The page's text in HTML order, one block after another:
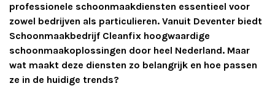
professionele schoonmaakdiensten essentieel voor
zowel bedrijven als particulieren. Vanuit Deventer biedt
Schoonmaakbedrijf Cleanfix hoogwaardige
schoonmaakoplossingen door heel Nederland. Maar
wat maakt deze diensten zo belangrijk en hoe passen
ze in de huidige trends?